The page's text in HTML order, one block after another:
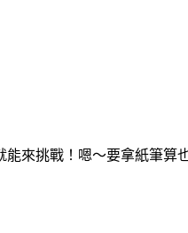
來挑戰！嗯～要拿紙筆